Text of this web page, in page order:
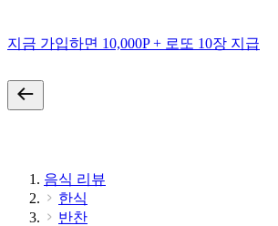
지금 가입하면 10,000P + 로또 10장 지급
음식 리뷰
한식
반찬